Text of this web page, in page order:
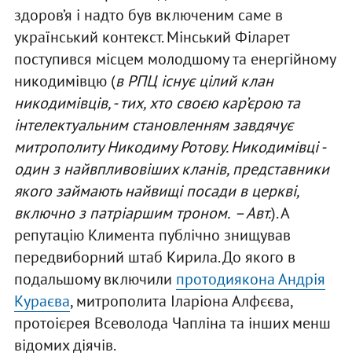
здоров’я і надто був включеним саме в
український контекст. Мінський Філарет
поступився місцем молодшому та енергійному
никодимівцю (в РПЦ існує цілий клан
никодимівців, - тих, хто своєю кар’єрою та
інтелектуальним становленням завдячує
митрополиту Никодиму Ротову. Никодимівці -
один з найвпливовіших кланів, представники
якого займають найвищі посади в церкві,
включно з патріаршим троном. – Авт.). А
репутацію Климента публічно знищував
передвиборний штаб Кирила. До якого в
подальшому включили протодиякона Андрія
Кураєва, митрополита Іларіона Алфєєва,
протоієрея Всеволода Чапліна та інших менш
відомих діячів.